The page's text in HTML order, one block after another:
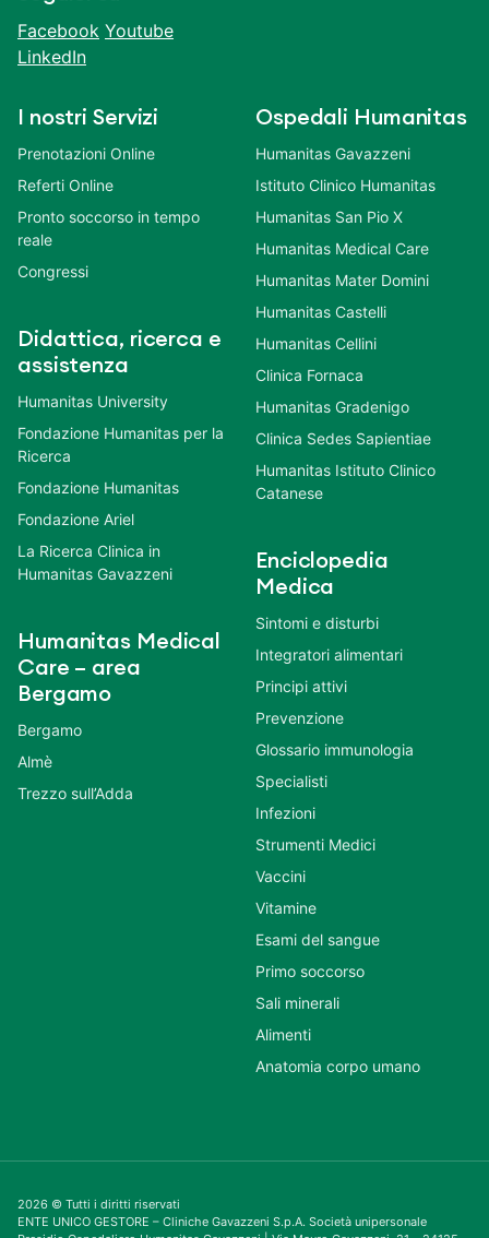
Facebook Youtube
LinkedIn
I nostri Servizi
Prenotazioni Online
Referti Online
Pronto soccorso in tempo
reale
Congressi
Didattica, ricerca e
assistenza
Humanitas University
Fondazione Humanitas per la
Ricerca
Fondazione Humanitas
Fondazione Ariel
La Ricerca Clinica in
Humanitas Gavazzeni
Humanitas Medical
Care – area
Bergamo
Bergamo
Almè
Trezzo sull’Adda
Ospedali Humanitas
Humanitas Gavazzeni
Istituto Clinico Humanitas
Humanitas San Pio X
Humanitas Medical Care
Humanitas Mater Domini
Humanitas Castelli
Humanitas Cellini
Clinica Fornaca
Humanitas Gradenigo
Clinica Sedes Sapientiae
Humanitas Istituto Clinico
Catanese
Enciclopedia
Medica
Sintomi e disturbi
Integratori alimentari
Principi attivi
Prevenzione
Glossario immunologia
Specialisti
Infezioni
Strumenti Medici
Vaccini
Vitamine
Esami del sangue
Primo soccorso
Sali minerali
Alimenti
Anatomia corpo umano
2026 © Tutti i diritti riservati
ENTE UNICO GESTORE – Cliniche Gavazzeni S.p.A. Società unipersonale